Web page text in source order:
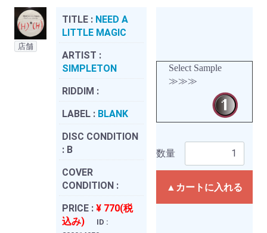
店舗
TITLE : NEED A
LITTLE MAGIC
ARTIST :
SIMPLETON
RIDDIM :
LABEL : BLANK
DISC CONDITION
: B
COVER
CONDITION :
PRICE : ¥ 770(税
込み)
ID :
Select Sample
≫≫≫
数量
▲カートに入れる